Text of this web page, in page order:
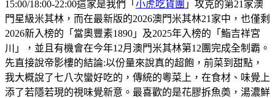
15:00/18:00-22:00這家是我們「 小虎吃貨團 」攻克的第21家澳
門星級米其林，而在最新版的2026澳門米其林21家中，也僅剩
2026新入榜的「當奧豐素1890」及2025年入榜的「鮨吉祥宮
川」，並且有機會在今年12月澳門米其林第12團完成全制霸。
先直接說帝影樓的結論:以份量來說真的超飽，前菜到甜點，
我大概說了七八次蠻好吃的，傳統的粵菜上，在食材、味覺上
添了若隱若現的視味覺新意。最喜歡的是花膠拆魚𡙡，湯濃鮮